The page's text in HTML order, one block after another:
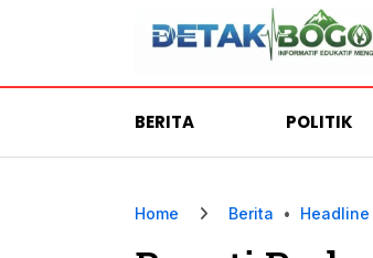
BERITA POLITIK
Home Berita • Headline